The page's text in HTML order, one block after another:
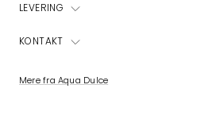
LEVERING
KONTAKT
Mere fra Aqua Dulce